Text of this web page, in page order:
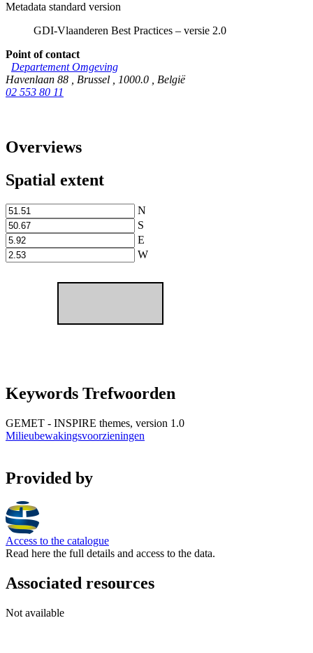
Metadata standard version
GDI-Vlaanderen Best Practices – versie 2.0
Point of contact
Departement Omgeving
Havenlaan 88
Brussel 1000.0
België
02 553 80 11
Overviews
Spatial extent
N
S
E
W
Keywords Trefwoorden
GEMET - INSPIRE themes, version 1.0
Milieubewakingsvoorzieningen
Provided by
Access to the catalogue
Read here the full details and access to the data.
Associated resources
Not available